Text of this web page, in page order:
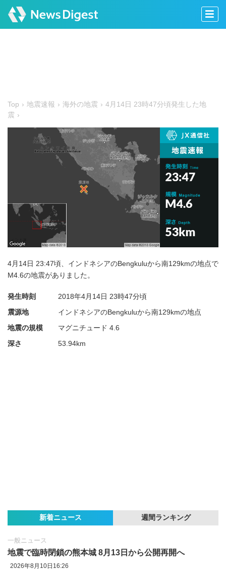
Top 地震速報 海外の地震
4月14日 23時47分頃発生した地
震
4月14日 23:47頃、インドネシアのBengkuluから南129kmの地点で
M4.6の地震がありました。
発生時刻 2018年4月14日 23時47分頃
震源地
インドネシアのBengkuluから南129kmの地点
地震の規模
マグニチュード 4.6
深さ
53.94km
新着ニュース 週間ランキング
一般ニュース
地震で臨時閉鎖の熊本城 8月13日から公開再開へ
2026年8月10日16:26